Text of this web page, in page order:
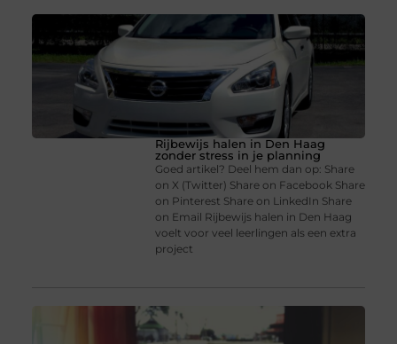
Rijbewijs halen in Den Haag
zonder stress in je planning
Goed artikel? Deel hem dan op: Share
on X (Twitter) Share on Facebook Share
on Pinterest Share on LinkedIn Share
on Email Rijbewijs halen in Den Haag
voelt voor veel leerlingen als een extra
project